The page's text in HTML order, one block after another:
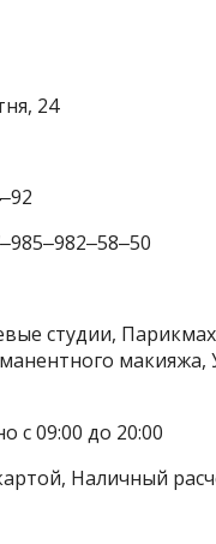
24
студии,
с 09:00 до 20:00
Наличный